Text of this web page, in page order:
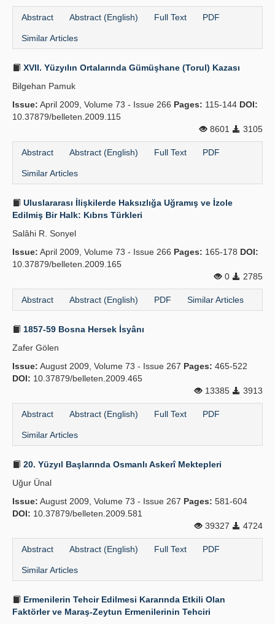
Abstract Abstract (English) Full Text PDF
Similar Articles
XVII. Yüzyılın Ortalarında Gümüşhane (Torul) Kazası
Bilgehan Pamuk
Issue: April 2009, Volume 73 - Issue 266 Pages: 115-144 DOI:
10.37879/belleten.2009.115
8601
3105
Abstract Abstract (English) Full Text PDF
Similar Articles
Uluslararası İlişkilerde Haksızlığa Uğramış ve İzole
Edilmiş Bir Halk: Kıbrıs Türkleri
Salâhi R. Sonyel
Issue: April 2009, Volume 73 - Issue 266 Pages: 165-178 DOI:
10.37879/belleten.2009.165
0
2785
Abstract Abstract (English) PDF Similar Articles
1857-59 Bosna Hersek İsyânı
Zafer Gölen
Issue: August 2009, Volume 73 - Issue 267 Pages: 465-522
DOI: 10.37879/belleten.2009.465
13385
3913
Abstract Abstract (English) Full Text PDF
Similar Articles
20. Yüzyıl Başlarında Osmanlı Askerî Mektepleri
Uğur Ünal
Issue: August 2009, Volume 73 - Issue 267 Pages: 581-604
DOI: 10.37879/belleten.2009.581
39327
4724
Abstract Abstract (English) Full Text PDF
Similar Articles
Ermenilerin Tehcir Edilmesi Kararında Etkili Olan
Faktörler ve Maraş-Zeytun Ermenilerinin Tehciri